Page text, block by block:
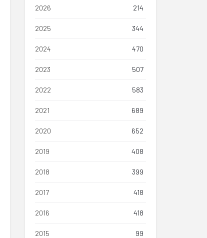
2026 214
2025 344
2024 470
2023 507
2022 583
2021 689
2020 652
2019 408
2018 399
2017 418
2016 418
2015 99